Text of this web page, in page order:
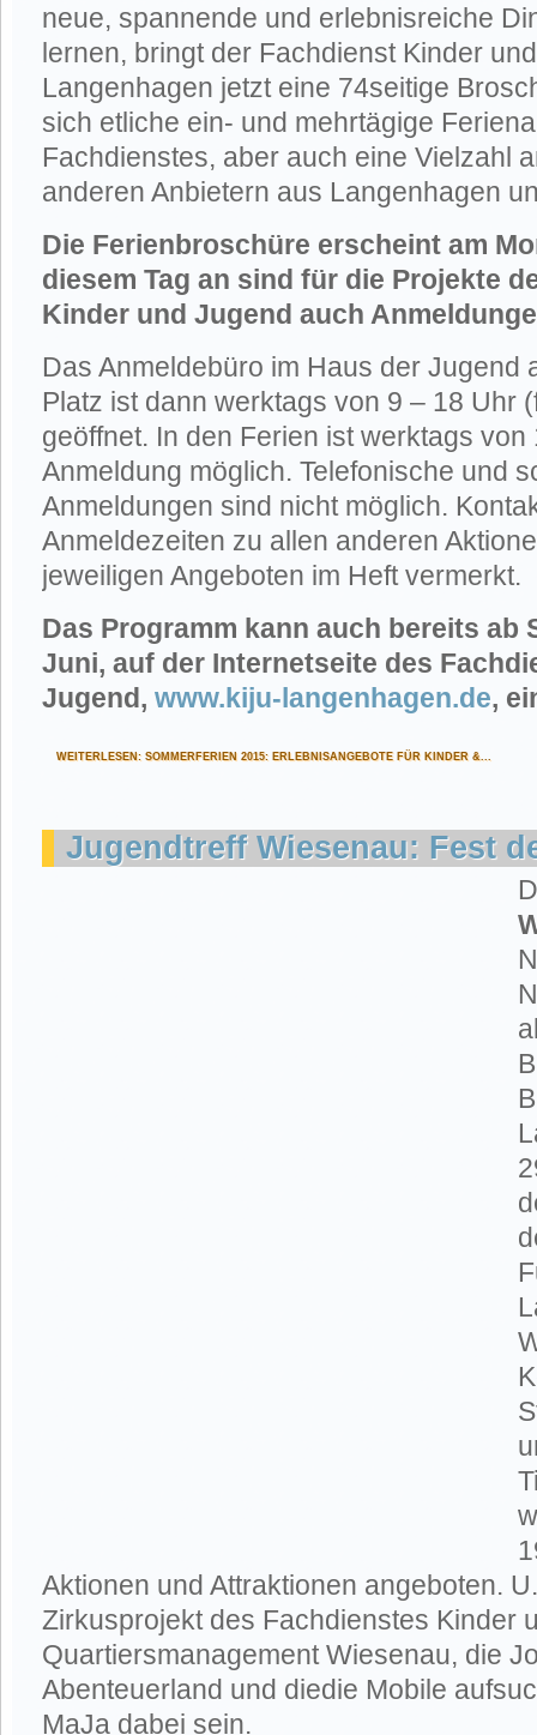
neue, spannende und erlebnisreiche
lernen, bringt der Fachdienst Kinder
Langenhagen jetzt eine 74seitige
sich etliche ein- und mehrtägige
Fachdienstes, aber auch eine Vielzahl
anderen Anbietern aus Langenhagen
Die Ferienbroschüre erscheint am
diesem Tag an sind für die Projekte
Kinder und Jugend auch
Das Anmeldebüro im Haus der Jugend
Platz ist dann werktags von 9 – 18 Uhr
geöffnet. In den Ferien ist werktags
Anmeldung möglich. Telefonische und
Anmeldungen sind nicht möglich.
Anmeldezeiten zu allen anderen
jeweiligen Angeboten im Heft vermerkt.
Das Programm kann auch bereits ab
Juni, auf der Internetseite des
Jugend, www.kiju-langenhagen.de,
WEITERLESEN: SOMMERFERIEN 2015: ERLEBNISANGEBOTE FÜR KINDER &...
Jugendtreff Wiesenau: Fest
Aktionen und Attraktionen angeboten.
Zirkusprojekt des Fachdienstes Kinder
Quartiersmanagement Wiesenau, die
Abenteuerland und diedie Mobile
MaJa dabei sein.